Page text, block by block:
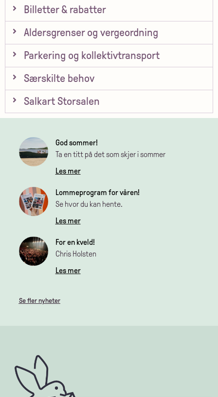
Billetter & rabatter
Aldersgrenser og vergeordning
Parkering og kollektivtransport
Særskilte behov
Salkart Storsalen
God sommer!
Ta en titt på det som skjer i sommer
Les mer
Lommeprogram for våren!
Se hvor du kan hente.
Les mer
For en kveld!
Chris Holsten
Les mer
Se fler nyheter